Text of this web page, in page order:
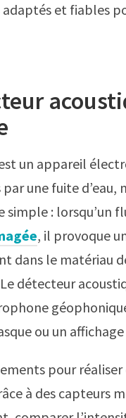
et fiables
un appareil
une fuite d’eau,
: lorsqu’un
, il provoque
dans le matériau
détecteur
ou un
pour réaliser
à des capteurs